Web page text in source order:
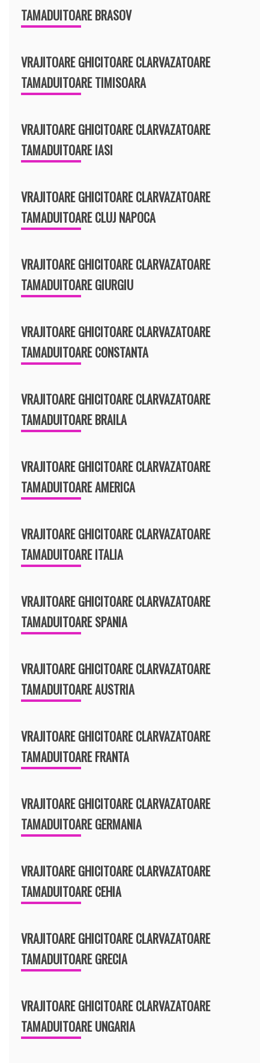
TAMADUITOARE BRASOV
VRAJITOARE GHICITOARE CLARVAZATOARE
TAMADUITOARE TIMISOARA
VRAJITOARE GHICITOARE CLARVAZATOARE
TAMADUITOARE IASI
VRAJITOARE GHICITOARE CLARVAZATOARE
TAMADUITOARE CLUJ NAPOCA
VRAJITOARE GHICITOARE CLARVAZATOARE
TAMADUITOARE GIURGIU
VRAJITOARE GHICITOARE CLARVAZATOARE
TAMADUITOARE CONSTANTA
VRAJITOARE GHICITOARE CLARVAZATOARE
TAMADUITOARE BRAILA
VRAJITOARE GHICITOARE CLARVAZATOARE
TAMADUITOARE AMERICA
VRAJITOARE GHICITOARE CLARVAZATOARE
TAMADUITOARE ITALIA
VRAJITOARE GHICITOARE CLARVAZATOARE
TAMADUITOARE SPANIA
VRAJITOARE GHICITOARE CLARVAZATOARE
TAMADUITOARE AUSTRIA
VRAJITOARE GHICITOARE CLARVAZATOARE
TAMADUITOARE FRANTA
VRAJITOARE GHICITOARE CLARVAZATOARE
TAMADUITOARE GERMANIA
VRAJITOARE GHICITOARE CLARVAZATOARE
TAMADUITOARE CEHIA
VRAJITOARE GHICITOARE CLARVAZATOARE
TAMADUITOARE GRECIA
VRAJITOARE GHICITOARE CLARVAZATOARE
TAMADUITOARE UNGARIA